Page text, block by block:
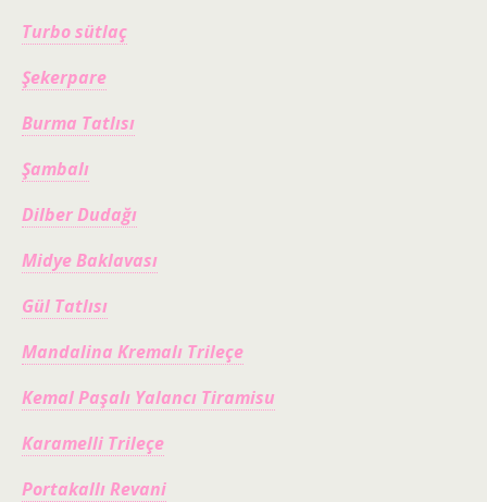
Turbo sütlaç
Şekerpare
Burma Tatlısı
Şambalı
Dilber Dudağı
Midye Baklavası
Gül Tatlısı
Mandalina Kremalı Trileçe
Kemal Paşalı Yalancı Tiramisu
Karamelli Trileçe
Portakallı Revani